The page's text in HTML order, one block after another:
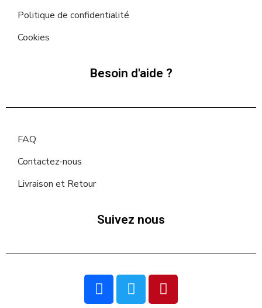
Politique de confidentialité
Cookies
Besoin d'aide ?
FAQ
Contactez-nous
Livraison et Retour
Suivez nous